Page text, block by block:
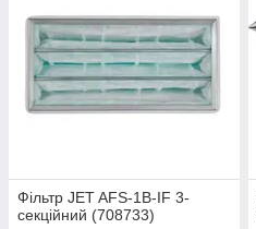
Фільтр JET AFS-1B-IF 3-
секційний (708733)